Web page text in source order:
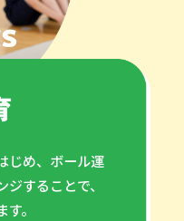
じめ、ボール運
することで、
。